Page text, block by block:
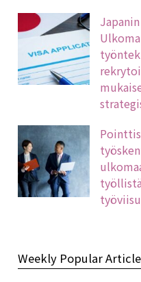
Weekly Popular